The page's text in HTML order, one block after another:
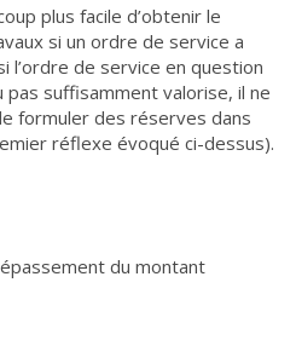
plus facile d’obtenir le
si un ordre de service a
l’ordre de service en question
pas suffisamment valorise, il ne
formuler des réserves dans
réflexe évoqué ci-dessus).
du montant